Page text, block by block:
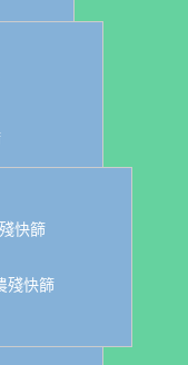
快篩
殘快篩